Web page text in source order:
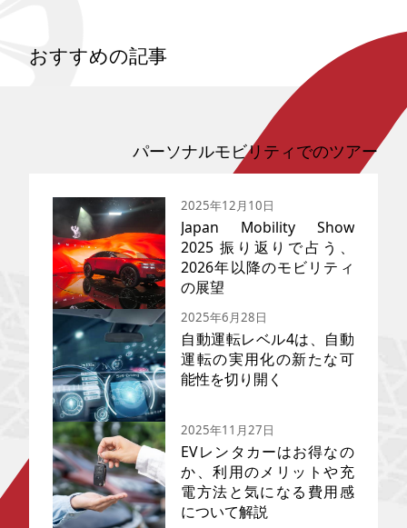
おすすめの記事
パーソナルモビリティでのツアー
2025年12月10日
Japan Mobility Show
2025 振り返りで占う、
2026年以降のモビリティ
の展望
2025年10月30日（木）から11
2025」。いま話題の新車やコン
セプトカー、パーソナルモビリ
ティなど、これからの未来が期
待されるさまざまな車両が展示
され、話題となりましたよね。
当メディアでは、「Japan
2025年6月28日
自動運転レベル4は、自動
運転の実用化の新たな可
能性を切り開く
世界各国で開発が進んでいる自
動運転技術。日本でも行政機関
2025年11月27日
EVレンタカーはお得なの
か、利用のメリットや充
電方法と気になる費用感
について解説